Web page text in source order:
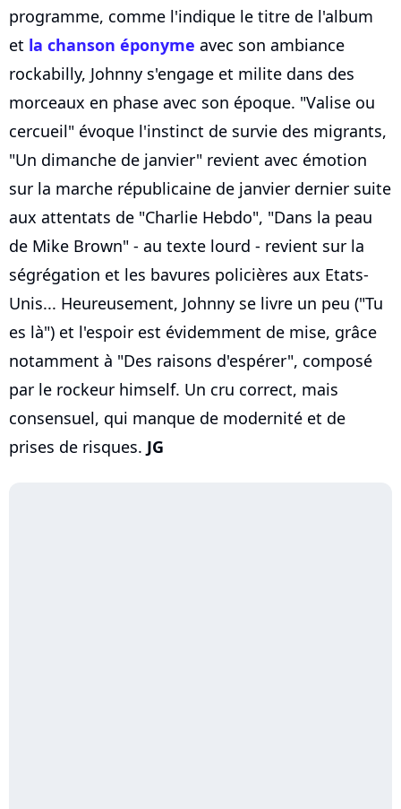
programme, comme l'indique le titre de l'album
et la chanson éponyme avec son ambiance
rockabilly, Johnny s'engage et milite dans des
morceaux en phase avec son époque. "Valise ou
cercueil" évoque l'instinct de survie des migrants,
"Un dimanche de janvier" revient avec émotion
sur la marche républicaine de janvier dernier suite
aux attentats de "Charlie Hebdo", "Dans la peau
de Mike Brown" - au texte lourd - revient sur la
ségrégation et les bavures policières aux Etats-
Unis... Heureusement, Johnny se livre un peu ("Tu
es là") et l'espoir est évidemment de mise, grâce
notamment à "Des raisons d'espérer", composé
par le rockeur himself. Un cru correct, mais
consensuel, qui manque de modernité et de
prises de risques. JG